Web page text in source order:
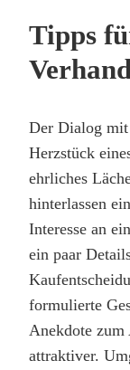
Tipps
Der Dialog
Herzstück
ehrliches
hinterlassen
Interesse an
ein paar
formulierte
Anekdote
attraktiver.